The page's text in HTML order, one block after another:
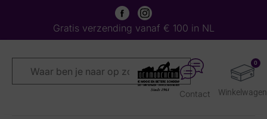
Gratis verzending vanaf € 100 in NL
0
Contact